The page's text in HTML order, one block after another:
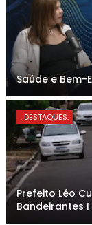
Saúde e
. DESTAQUES.
Prefeito Léo
Bandeirantes